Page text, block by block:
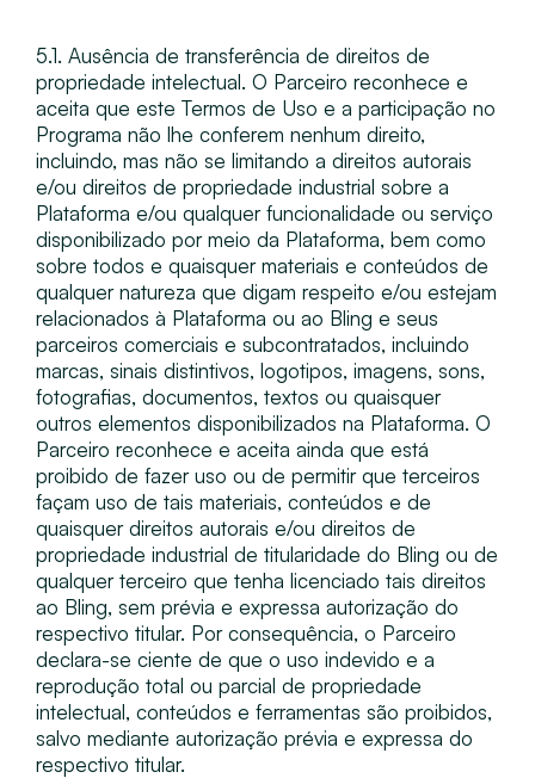
5.1. Ausência de transferência de direitos de
propriedade intelectual​. O Parceiro reconhece e
aceita que este Termos de Uso e a participação no
Programa não lhe conferem nenhum direito,
incluindo, mas não se limitando a direitos autorais
e/ou direitos de propriedade industrial sobre a
Plataforma e/ou qualquer funcionalidade ou serviço
disponibilizado por meio da Plataforma, bem como
sobre todos e quaisquer materiais e conteúdos de
qualquer natureza que digam respeito e/ou estejam
relacionados à Plataforma ou ao Bling e seus
parceiros comerciais e subcontratados, incluindo
marcas, sinais distintivos, logotipos, imagens, sons,
fotografias, documentos, textos ou quaisquer
outros elementos disponibilizados na Plataforma. O
Parceiro reconhece e aceita ainda que está
proibido de fazer uso ou de permitir que terceiros
façam uso de tais materiais, conteúdos e de
quaisquer direitos autorais e/ou direitos de
propriedade industrial de titularidade do Bling ou de
qualquer terceiro que tenha licenciado tais direitos
ao Bling, sem prévia e expressa autorização do
respectivo titular. Por consequência, o Parceiro
declara-se ciente de que o uso indevido e a
reprodução total ou parcial de propriedade
intelectual, conteúdos e ferramentas são proibidos,
salvo mediante autorização prévia e expressa do
respectivo titular.